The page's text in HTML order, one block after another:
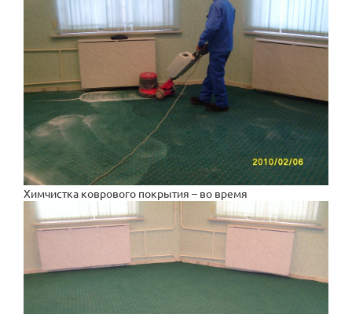
Химчистка коврового покрытия – во время